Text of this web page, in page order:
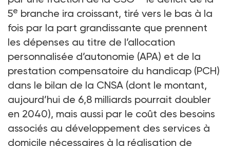
5e branche ira croissant, tiré vers le bas à la
fois par la part grandissante que prennent
les dépenses au titre de l’allocation
personnalisée d’autonomie (APA) et de la
prestation compensatoire du handicap (PCH)
dans le bilan de la CNSA (dont le montant,
aujourd’hui de 6,8 milliards pourrait doubler
en 2040), mais aussi par le coût des besoins
associés au développement des services à
domicile nécessaires à la réalisation de